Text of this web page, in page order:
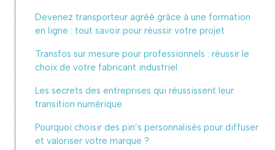
Devenez transporteur agréé grâce à une formation
en ligne : tout savoir pour réussir votre projet
Transfos sur mesure pour professionnels : réussir le
choix de votre fabricant industriel
Les secrets des entreprises qui réussissent leur
transition numérique
Pourquoi choisir des pin’s personnalisés pour diffuser
et valoriser votre marque ?